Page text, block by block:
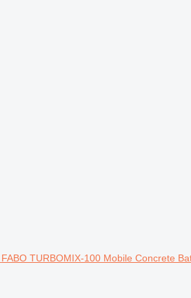
FABO TURBOMIX-100 Mobile Concrete